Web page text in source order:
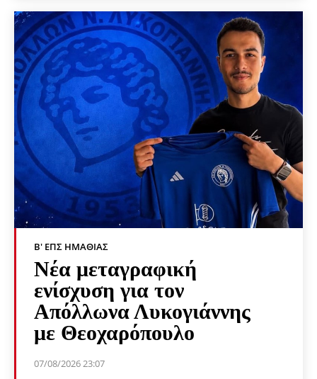
Β' ΕΠΣ ΗΜΑΘΊΑΣ
Νέα μεταγραφική
ενίσχυση για τον
Απόλλωνα Λυκογιάννης
με Θεοχαρόπουλο
07/08/2026 23:07